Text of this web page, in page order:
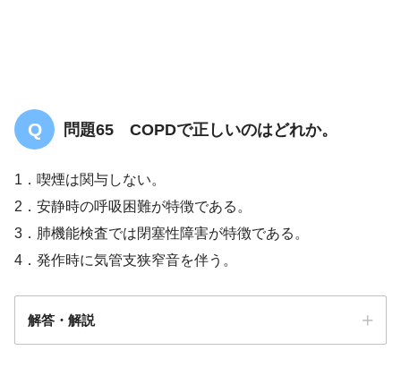
問題65 COPDで正しいのはどれか。
1．喫煙は関与しない。
2．安静時の呼吸困難が特徴である。
3．肺機能検査では閉塞性障害が特徴である。
4．発作時に気管支狭窄音を伴う。
解答・解説